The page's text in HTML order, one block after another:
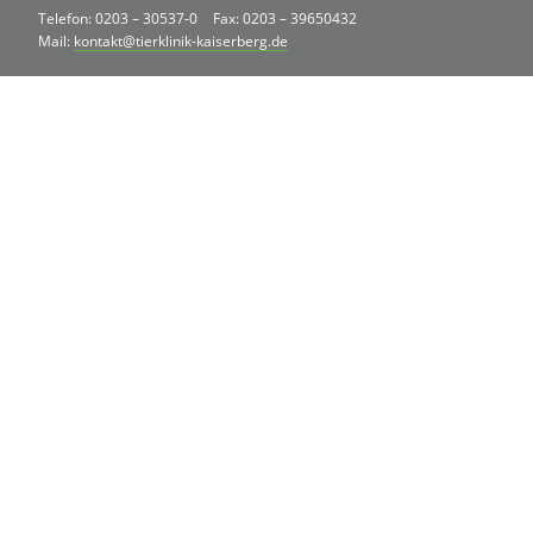
Telefon: 0203 – 30537-0
Fax: 0203 – 39650432
Mail: kontakt@tierklinik-kaiserberg.de